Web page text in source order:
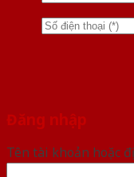
Đăng nhập
Tên tài khoản hoặc